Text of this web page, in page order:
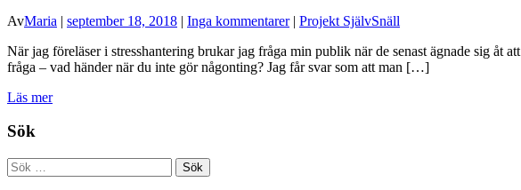
AvMaria | september 18, 2018 | Inga kommentarer| Projekt SjälvSnäll
När jag föreläser i stresshantering brukar jag fråga min publik när de senast ägnade sig åt
fråga – vad händer när du inte gör någonting? Jag får svar som att man […]
Läs mer
Sök
Sök
efter: